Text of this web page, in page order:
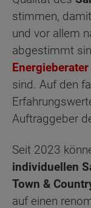
stimmen,
und vor allem
abgestimmt
Energieberater
sind. Auf den
Auftraggeber
Seit 2023
individuellen
Town &
auf einen